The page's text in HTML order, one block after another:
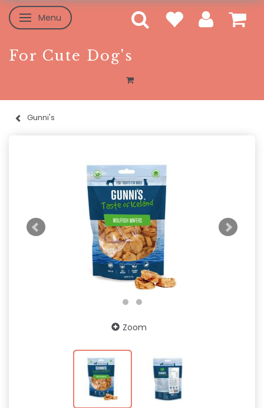
Toggle navigation
Menu
For Cute Dog's
Gunni's
Zoom